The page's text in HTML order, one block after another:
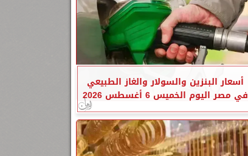
أسعار البنزين والسولار والغاز الطبيعي
في مصر اليوم الخميس 6 أغسطس 2026